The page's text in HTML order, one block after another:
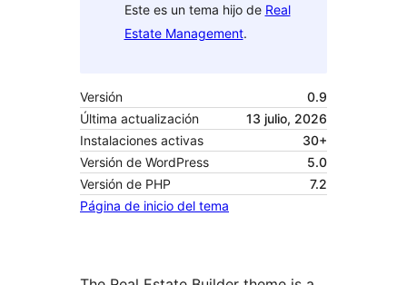
Este es un tema hijo de Real
Estate Management.
Versión
0.9
Última actualización
13 julio, 2026
Instalaciones activas
30+
Versión de WordPress
5.0
Versión de PHP
7.2
Página de inicio del tema